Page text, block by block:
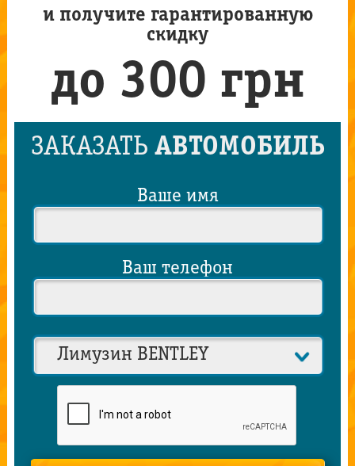
и получите гарантированную
скидку
до 300 грн
ЗАКАЗАТЬ АВТОМОБИЛЬ
Ваше имя
Ваш телефон